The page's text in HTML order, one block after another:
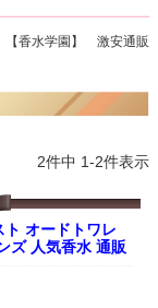
【香水学園】 激安通販
2件中 1-2件表示
ト オードトワレ
ズ 人気香水 通販